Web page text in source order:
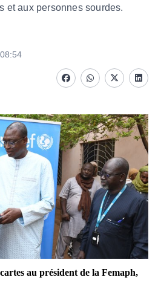
et aux personnes sourdes.
FacebookwhatsappTwitter
au président de la Femaph,